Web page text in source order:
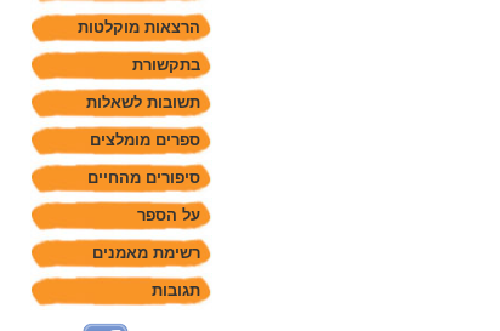
הרצאות מוקלטות
בתקשורת
תשובות לשאלות
ספרים מומלצים
סיפורים מהחיים
על הספר
רשימת מאמנים
תגובות